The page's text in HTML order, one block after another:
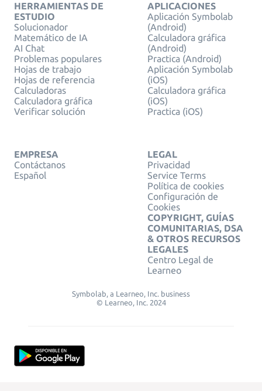
HERRAMIENTAS DE
ESTUDIO
Solucionador
Matemático de IA
AI Chat
Problemas populares
Hojas de trabajo
Hojas de referencia
Calculadoras
Calculadora gráfica
Verificar solución
APLICACIONES
Aplicación Symbolab
(Android)
Calculadora gráfica
(Android)
Practica (Android)
Aplicación Symbolab
(iOS)
Calculadora gráfica
(iOS)
Practica (iOS)
EMPRESA
Contáctanos
Español
LEGAL
Privacidad
Service Terms
Política de cookies
Configuración de
Cookies
COPYRIGHT, GUÍAS
COMUNITARIAS, DSA
& OTROS RECURSOS
LEGALES
Centro Legal de
Learneo
Symbolab, a Learneo, Inc. business
© Learneo, Inc. 2024